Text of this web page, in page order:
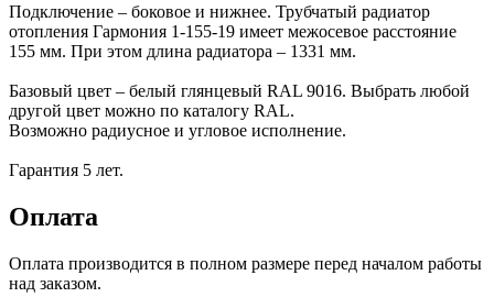
Подключение – боковое и нижнее. Трубчатый радиатор
отопления Гармония 1-155-19 имеет межосевое расстояние
155 мм. При этом длина радиатора – 1331 мм.
Базовый цвет – белый глянцевый RAL 9016. Выбрать любой
другой цвет можно по каталогу RAL.
Возможно радиусное и угловое исполнение.
Гарантия 5 лет.
Оплата
Оплата производится в полном размере перед началом работы
над заказом.